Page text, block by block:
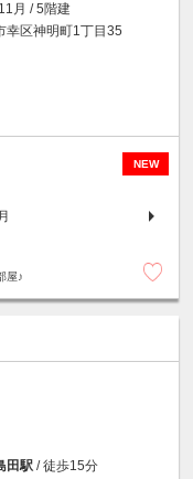
月 / 5階建
幸区神明町1丁目35
NEW
屋♪
田駅 / 徒歩15分